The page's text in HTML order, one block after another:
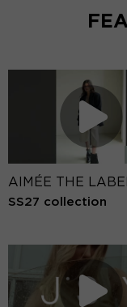
AIMÉE THE
SS27 collection